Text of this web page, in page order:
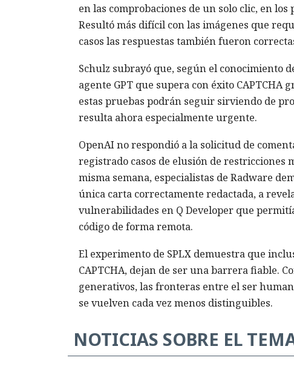
en las comprobaciones de un solo clic, en
Resultó más difícil con las imágenes que
casos las respuestas también fueron
Schulz subrayó que, según el conocimiento
agente GPT que supera con éxito CAPTCHA
estas pruebas podrán seguir sirviendo de
resulta ahora especialmente urgente.
OpenAI no respondió a la solicitud de
registrado casos de elusión de restricciones
misma semana, especialistas de Radware
única carta correctamente redactada, a
vulnerabilidades en Q Developer que
código de forma remota.
El experimento de SPLX demuestra que
CAPTCHA, dejan de ser una barrera fiable.
generativos, las fronteras entre el ser
se vuelven cada vez menos distinguibles.
NOTICIAS SOBRE EL